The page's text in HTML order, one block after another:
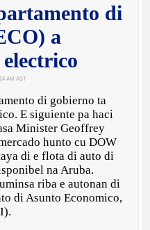
di
a
AM AST
di gobierno ta
E siguiente pa haci
Minister Geoffrey
hunto cu DOW
di e flota di auto di
na Aruba.
riba e autonan di
di Asunto Economico,